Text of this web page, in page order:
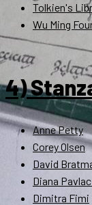
Tolkien's
Wu Ming
4)
Anne Petty
Corey Olsen
David
Diana
Dimitra Fimi